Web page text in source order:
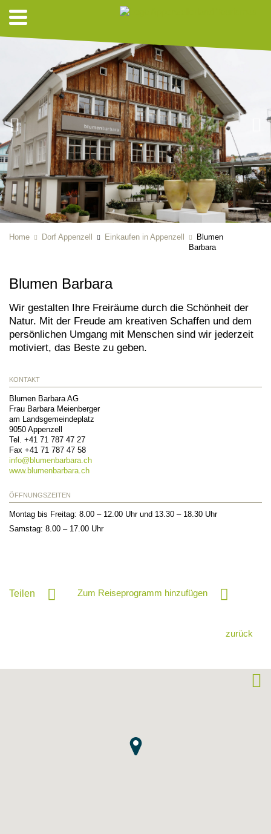
Home Dorf Appenzell Einkaufen in Appenzell
Blumen
Barbara
Blumen Barbara
Wir gestalten Ihre Freiräume durch die Schönheit der
Natur. Mit der Freude am kreativen Schaffen und dem
persönlichen Umgang mit Menschen sind wir jederzeit
motiviert, das Beste zu geben.
KONTAKT
Blumen Barbara AG
Frau Barbara Meienberger
am Landsgemeindeplatz
9050 Appenzell
Tel. +41 71 787 47 27
Fax +41 71 787 47 58
info@blumenbarbara.ch
www.blumenbarbara.ch
ÖFFNUNGSZEITEN
Montag bis Freitag: 8.00 – 12.00 Uhr und 13.30 – 18.30 Uhr
Samstag: 8.00 – 17.00 Uhr
Teilen Zum Reiseprogramm hinzufügen
zurück